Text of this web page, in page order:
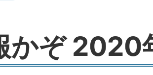
かぞ 2020